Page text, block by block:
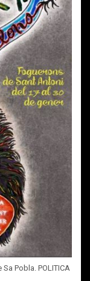
Pobla. POLITICA